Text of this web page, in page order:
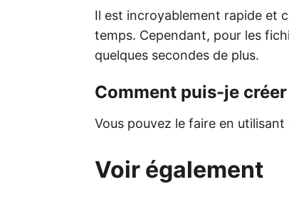
Il est incroyablement rapide et
temps. Cependant, pour les
quelques secondes de plus.
Comment puis-je
Vous pouvez le faire en utilisant
Voir également